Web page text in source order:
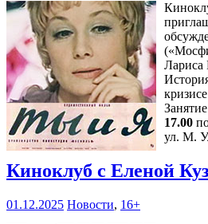
Лариса
17.00
ул. М.
Киноклуб с Еленой
01.12.2025 Новости, 16+